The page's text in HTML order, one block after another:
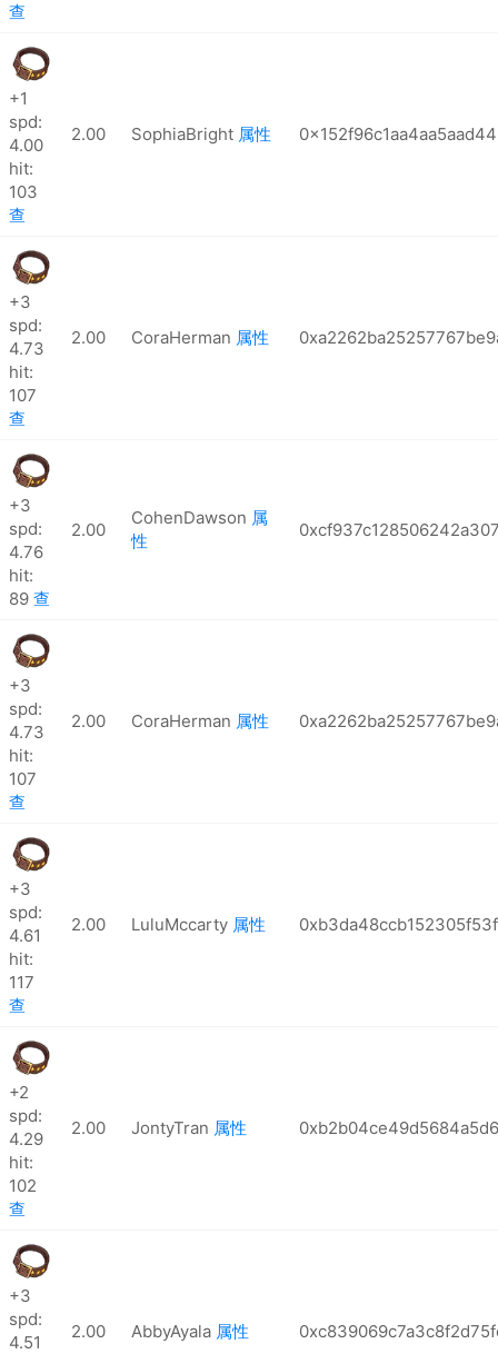
查
+1
spd:
4.00
hit:
103
查
2.00 SophiaBright 属性
+3
spd:
4.73
hit:
107
查
2.00 CoraHerman 属性
+3
spd:
4.76
hit:
89 查
2.00
CohenDawson 属
性
+3
spd:
4.73
hit:
107
查
2.00 CoraHerman 属性
+3
spd:
4.61
hit:
117
查
2.00 LuluMccarty 属性
+2
spd:
4.29
hit:
102
查
2.00 JontyTran 属性
+3
spd:
4.51
2.00 AbbyAyala 属性